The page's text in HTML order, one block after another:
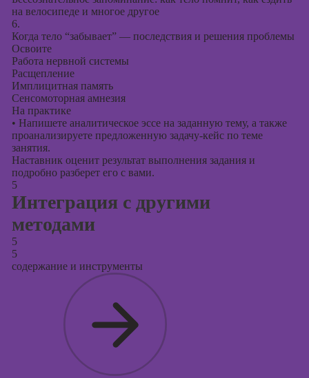
на велосипеде и многое другое
6.
Когда тело “забывает” — последствия и решения проблемы
Освоите
Работа нервной системы
Расщепление
Имплицитная память
Сенсомоторная амнезия
На практике
• Напишете аналитическое эссе на заданную тему, а также
проанализируете предложенную задачу-кейс по теме
занятия.
Наставник оценит результат выполнения задания и
подробно разберет его с вами.
5
Интеграция с другими
методами
5
5
содержание и инструменты